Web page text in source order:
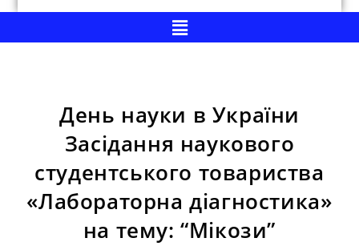
День науки в України
Засідання наукового
студентського товариства
«Лабораторна діагностика»
на тему: “Мікози”